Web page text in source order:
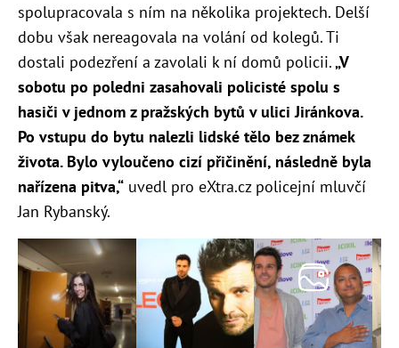
spolupracovala s ním na několika projektech. Delší
dobu však nereagovala na volání od kolegů. Ti
dostali podezření a zavolali k ní domů policii.„V
sobotu po poledni zasahovali policisté spolu s
hasiči v jednom z pražských bytů v ulici Jiránkova.
Po vstupu do bytu nalezli lidské tělo bez známek
života. Bylo vyloučeno cizí přičinění, následně byla
nařízena pitva,“ uvedl pro eXtra.cz policejní mluvčí
Jan Rybanský.